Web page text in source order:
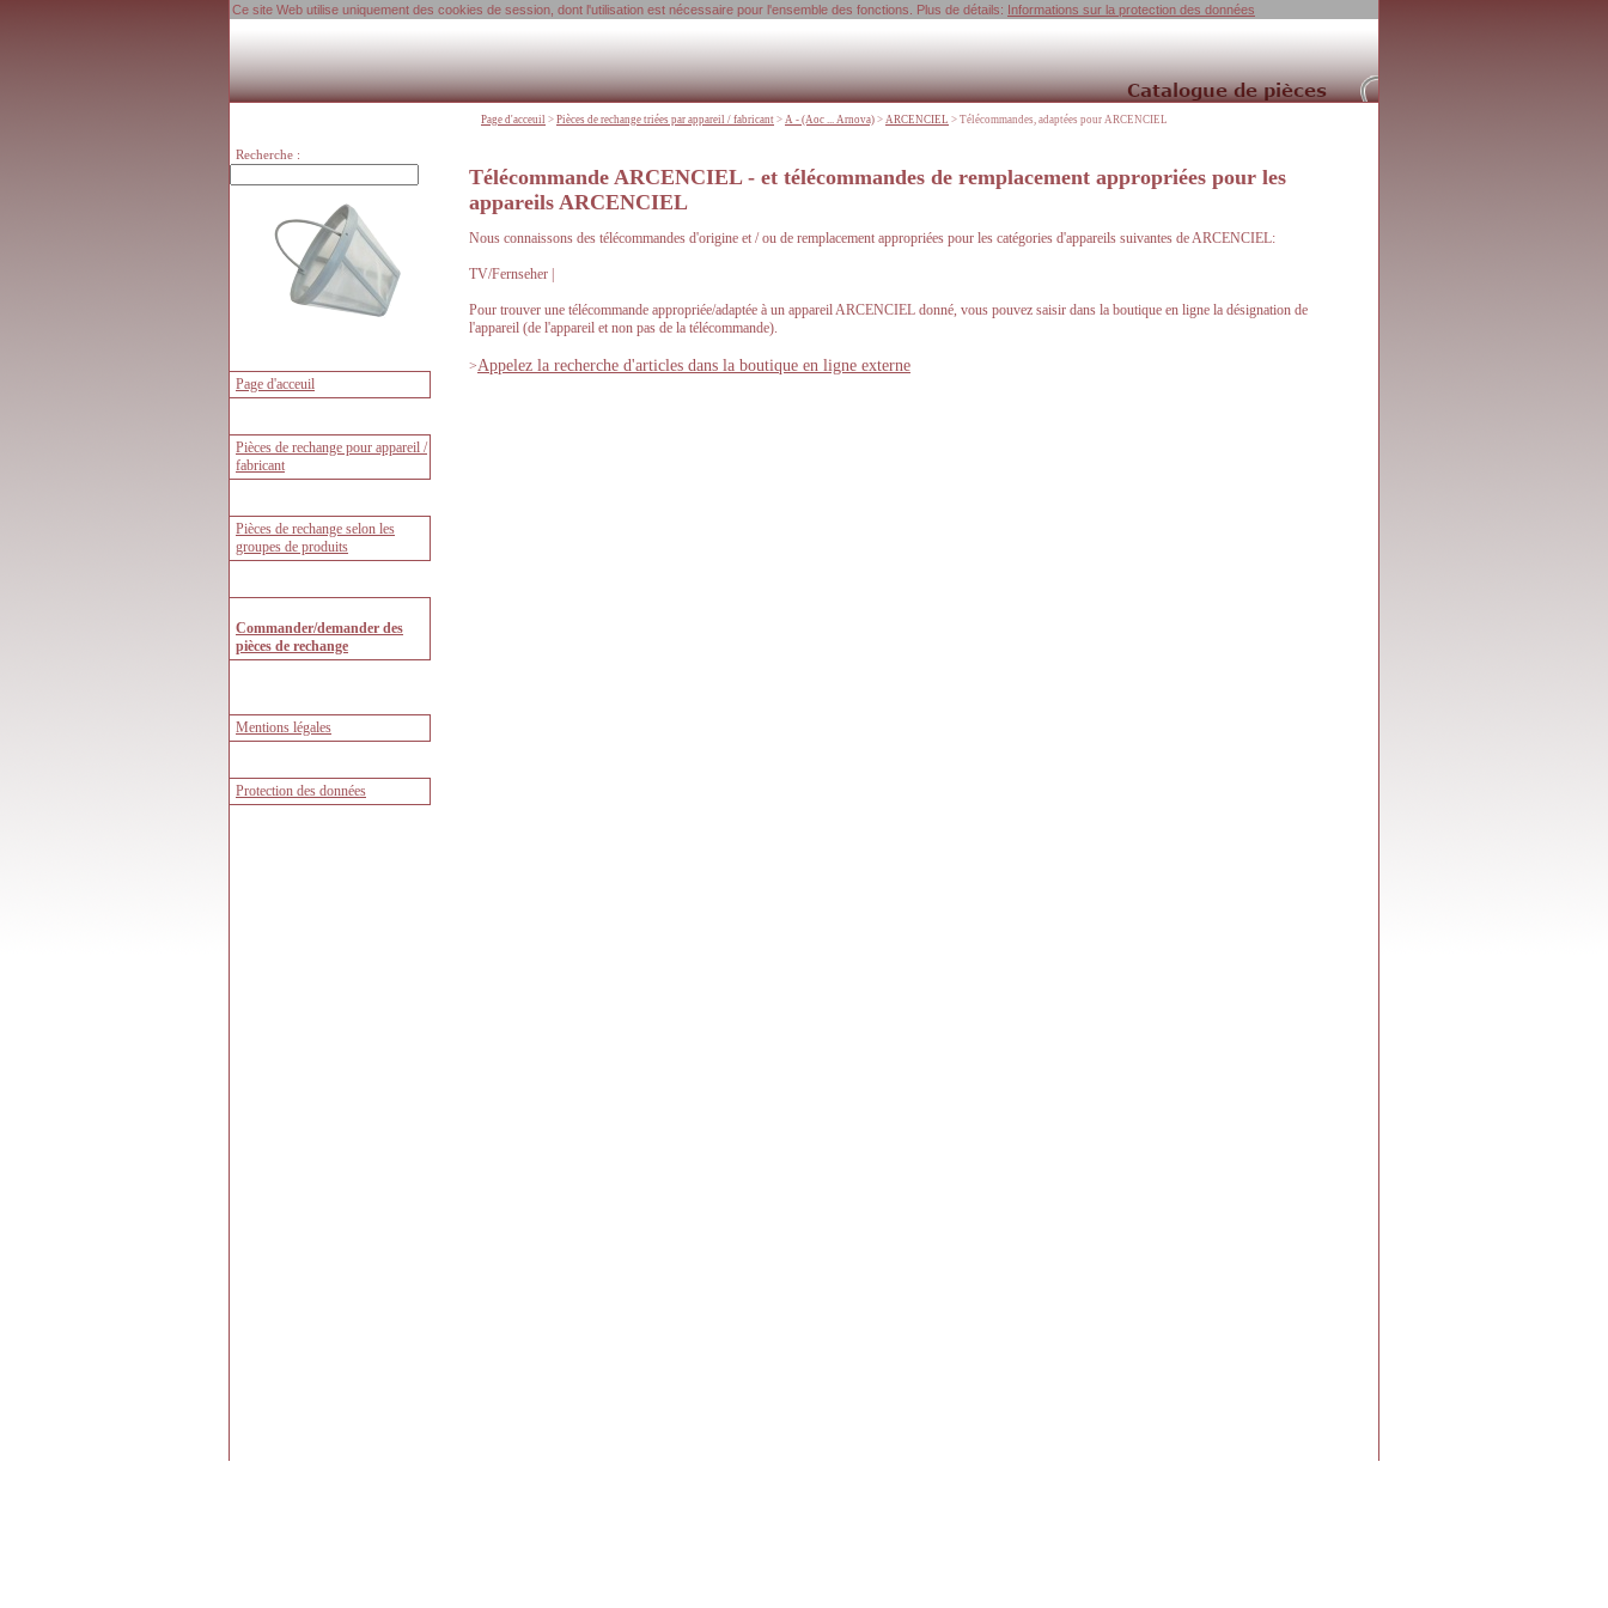
Ce site Web utilise uniquement des cookies de session, dont l'utilisation est nécessaire pour l'ensemble des fonctions. Plus de détails: Informations sur la protection des données
Télécommande ARCENCIEL - et télécommandes de remplacement appropriées pour les
appareils ARCENCIEL
Nous connaissons des télécommandes d'origine et / ou de remplacement appropriées pour les catégories d'appareils suivantes de ARCENCIEL:
TV/Fernseher |
Pour trouver une télécommande appropriée/adaptée à un appareil ARCENCIEL donné, vous pouvez saisir dans la boutique en ligne la désignation de
l'appareil (de l'appareil et non pas de la télécommande).
>Appelez la recherche d'articles dans la boutique en ligne externe
Page d'acceuil > Pièces de rechange triées par appareil / fabricant > A - (Aoc ... Arnova) > ARCENCIEL > Télécommandes, adaptées pour ARCENCIEL
Recherche :